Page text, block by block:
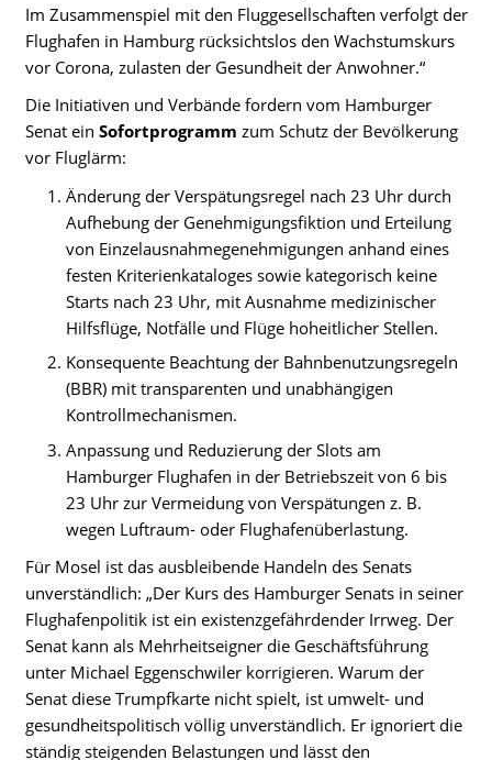
Im Zusammenspiel mit den Fluggesellschaften verfolgt der
Flughafen in Hamburg rücksichtslos den Wachstumskurs
vor Corona, zulasten der Gesundheit der Anwohner.“
Die Initiativen und Verbände fordern vom Hamburger
Senat ein Sofortprogramm zum Schutz der Bevölkerung
vor Fluglärm:
Änderung der Verspätungsregel nach 23 Uhr durch
Aufhebung der Genehmigungsfiktion und Erteilung
von Einzelausnahmegenehmigungen anhand eines
festen Kriterienkataloges sowie kategorisch keine
Starts nach 23 Uhr, mit Ausnahme medizinischer
Hilfsflüge, Notfälle und Flüge hoheitlicher Stellen.
Konsequente Beachtung der Bahnbenutzungsregeln
(BBR) mit transparenten und unabhängigen
Kontrollmechanismen.
Anpassung und Reduzierung der Slots am
Hamburger Flughafen in der Betriebszeit von 6 bis
23 Uhr zur Vermeidung von Verspätungen z. B.
wegen Luftraum- oder Flughafenüberlastung.
Für Mosel ist das ausbleibende Handeln des Senats
unverständlich: „Der Kurs des Hamburger Senats in seiner
Flughafenpolitik ist ein existenzgefährdender Irrweg. Der
Senat kann als Mehrheitseigner die Geschäftsführung
unter Michael Eggenschwiler korrigieren. Warum der
Senat diese Trumpfkarte nicht spielt, ist umwelt- und
gesundheitspolitisch völlig unverständlich. Er ignoriert die
ständig steigenden Belastungen und lässt den